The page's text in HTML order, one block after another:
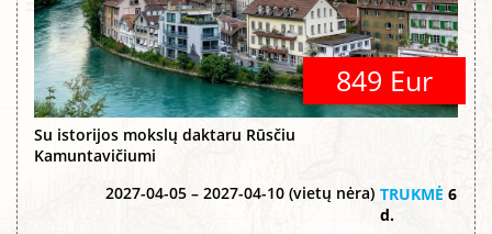
849 Eur
Su istorijos mokslų daktaru Rūsčiu
Kamuntavičiumi
2027-04-05 – 2027-04-10 (vietų nėra) TRUKMĖ 6
d.